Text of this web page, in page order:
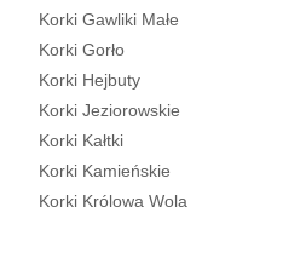
Korki Gawliki Małe
Korki Gorło
Korki Hejbuty
Korki Jeziorowskie
Korki Kałtki
Korki Kamieńskie
Korki Królowa Wola